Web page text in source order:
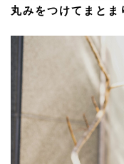
丸みをつけてまとま